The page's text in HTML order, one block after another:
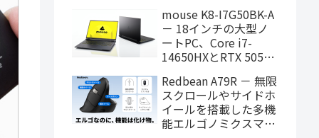
タブレット、発売記念
価格は29,999円！
mouse K8-I7G50BK-A
－ 18インチの大型ノ
ートPC、Core i7-
14650HXとRTX 5050
エイティブも快適にこ
なせます
Redbean A79R － 無限
スクロールやサイドホ
イールを搭載した多機
能エルゴノミクスマウ